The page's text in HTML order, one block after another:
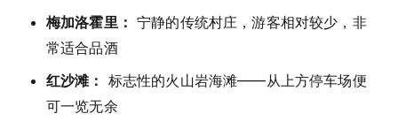
梅加洛霍里： 宁静的传统村庄，游客相对较少，非
常适合品酒
红沙滩： 标志性的火山岩海滩——从上方停车场便
可一览无余